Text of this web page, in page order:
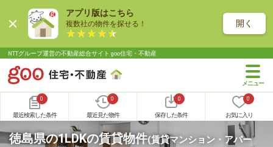
アプリ版はこちら
複数社の物件を探せる！ 開く
NTTグループ運営の不動産総合サイト goo住宅・不動産
0
最近検索した条件
0
最近見た物件
0
保存した条件
0
お気に入り
徳島県の1LDKの賃貸物件(賃貸マンション・アパー